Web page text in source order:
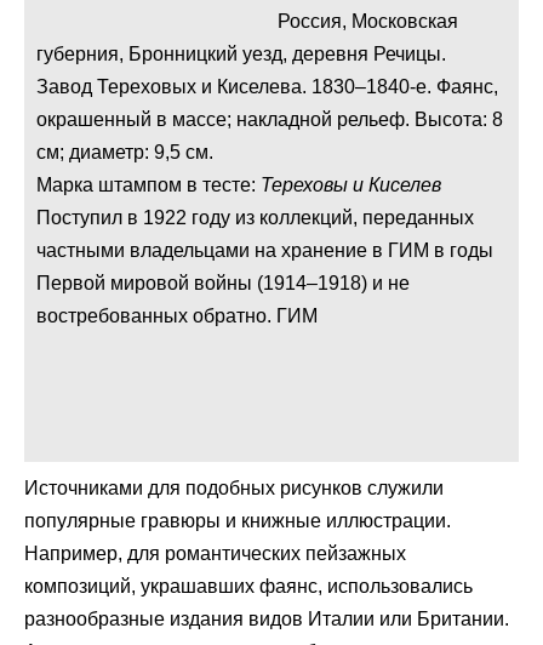
Россия, Московская
губерния, Бронницкий уезд, деревня Речицы.
Завод Тереховых и Киселева. 1830–1840-е. Фаянс,
окрашенный в массе; накладной рельеф. Высота: 8
см; диаметр: 9,5 см.
Марка штампом в тесте: Тереховы и Киселев
Поступил в 1922 году из коллекций, переданных
частными владельцами на хранение в ГИМ в годы
Первой мировой войны (1914–1918) и не
востребованных обратно. ГИМ
Источниками для подобных рисунков служили
популярные гравюры и книжные иллюстрации.
Например, для романтических пейзажных
композиций, украшавших фаянс, использовались
разнообразные издания видов Италии или Британии.